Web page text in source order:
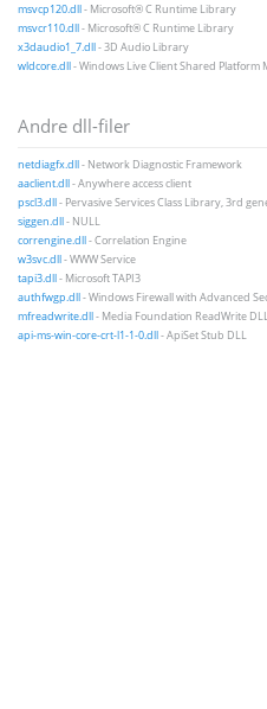
msvcp120.dll- Microsoft® C Runtime Library
msvcr110.dll- Microsoft® C Runtime Library
x3daudio1_7.dll- 3D Audio Library
wldcore.dll- Windows Live Client Shared Platform
Andre dll-filer
netdiagfx.dll- Network Diagnostic Framework
aaclient.dll- Anywhere access client
pscl3.dll- Pervasive Services Class Library, 3rd
siggen.dll- NULL
correngine.dll- Correlation Engine
w3svc.dll- WWW Service
tapi3.dll- Microsoft TAPI3
authfwgp.dll- Windows Firewall with Advanced
mfreadwrite.dll- Media Foundation ReadWrite
api-ms-win-core-crt-l1-1-0.dll- ApiSet Stub DLL